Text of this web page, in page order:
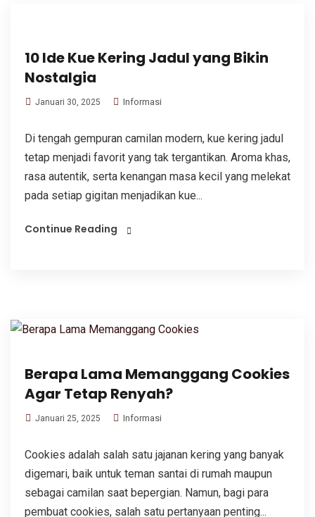
10 Ide Kue Kering Jadul yang Bikin
Nostalgia
Januari 30, 2025 Informasi
Di tengah gempuran camilan modern, kue kering jadul
tetap menjadi favorit yang tak tergantikan. Aroma khas,
rasa autentik, serta kenangan masa kecil yang melekat
pada setiap gigitan menjadikan kue...
Continue Reading
Berapa Lama Memanggang Cookies
Agar Tetap Renyah?
Januari 25, 2025 Informasi
Cookies adalah salah satu jajanan kering yang banyak
digemari, baik untuk teman santai di rumah maupun
sebagai camilan saat bepergian. Namun, bagi para
pembuat cookies, salah satu pertanyaan penting...